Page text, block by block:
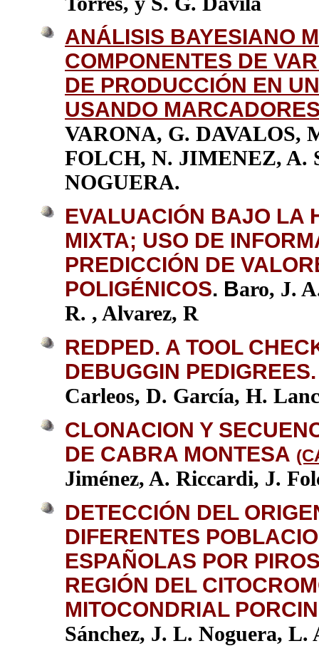
ANÁLISIS BAYESIANO
COMPONENTES DE
DE PRODUCCIÓN EN
USANDO
VARONA, G. DAVALOS,
FOLCH, N. JIMENEZ, A.
NOGUERA.
EVALUACIÓN BAJO LA
MIXTA; USO DE
PREDICCIÓN DE
POLIGÉNICOS. Baro, J.
R. , Alvarez, R
REDPED. A TOOL
DEBUGGIN PEDIGREES.
Carleos, D. García, H.
CLONACION Y
DE CABRA MONTESA
Jiménez, A. Riccardi, J.
DETECCIÓN DEL
DIFERENTES
ESPAÑOLAS POR
REGIÓN DEL
MITOCONDRIAL
Sánchez, J. L. Noguera, L.